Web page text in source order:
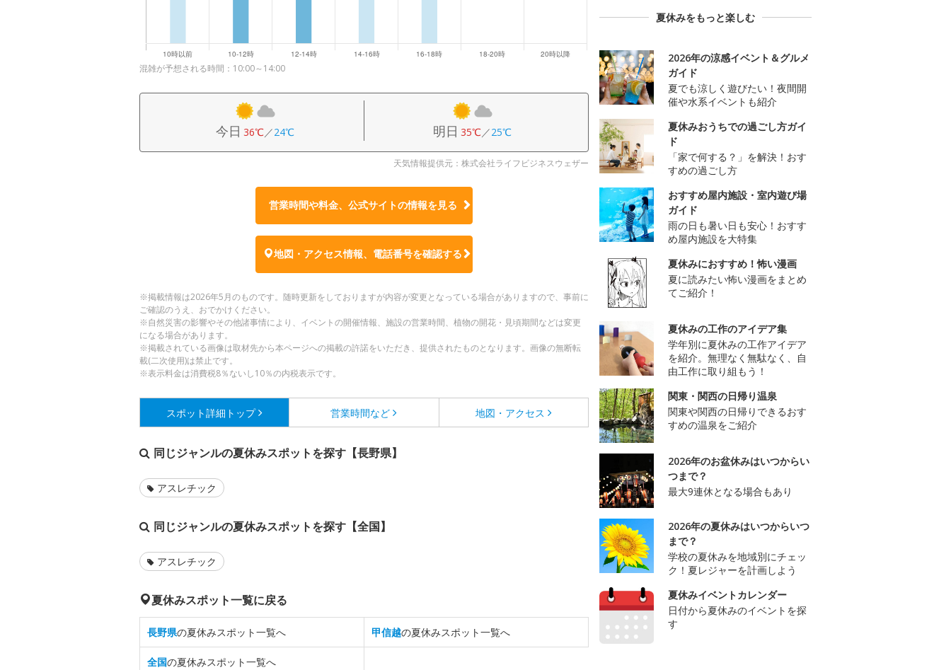
混雑が予想される時間：10:00～14:00
今日 36℃／24℃ 明日 35℃／25℃
天気情報提供元：株式会社ライフビジネスウェザー
営業時間や料金、公式サイトの情報を見る
地図・アクセス情報、電話番号を確認する
※掲載情報は2026年5月のものです。随時更新をしておりますが内容が変更となっている場合がありますので、事前に
ご確認のうえ、おでかけください。
※自然災害の影響やその他諸事情により、イベントの開催情報、施設の営業時間、植物の開花・見頃期間などは変更
になる場合があります。
※掲載されている画像は取材先から本ページへの掲載の許諾をいただき、提供されたものとなります。画像の無断転
載(二次使用)は禁止です。
※表示料金は消費税8％ないし10％の内税表示です。
スポット詳細 トップ 営業時間など 地図・アクセス
同じジャンルの夏休みスポットを探す【長野県】
アスレチック
同じジャンルの夏休みスポットを探す【全国】
アスレチック
夏休みスポット一覧に戻る
長野県の夏休みスポット一覧へ 甲信越の夏休みスポット一覧へ
全国の夏休みスポット一覧へ
夏休みをもっと楽しむ
2026年の涼感イベント＆グルメ
ガイド
夏でも涼しく遊びたい！夜間開
催や水系イベントも紹介
夏休みおうちでの過ごし方ガイ
ド
「家で何する？」を解決！おす
すめの過ごし方
おすすめ屋内施設・室内遊び場
ガイド
雨の日も暑い日も安心！おすす
め屋内施設を大特集
夏休みにおすすめ！怖い漫画
夏に読みたい怖い漫画をまとめ
てご紹介！
夏休みの工作のアイデア集
学年別に夏休みの工作アイデア
を紹介。無理なく無駄なく、自
由工作に取り組もう！
関東・関西の日帰り温泉
関東や関西の日帰りできるおす
すめの温泉をご紹介
2026年のお盆休みはいつからい
つまで？
最大9連休となる場合もあり
2026年の夏休みはいつからいつ
まで？
学校の夏休みを地域別にチェッ
ク！夏レジャーを計画しよう
夏休みイベントカレンダー
日付から夏休みのイベントを探
す